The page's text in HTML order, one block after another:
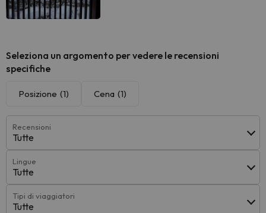
Seleziona un argomento per vedere le recensioni
specifiche
Posizione (1) Cena (1)
Recensioni
Tutte
Lingue
Tutte
Tipi di viaggiatori
Tutte